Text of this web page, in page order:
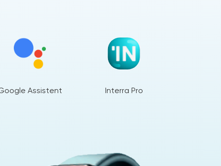
Assistent Interra Pro